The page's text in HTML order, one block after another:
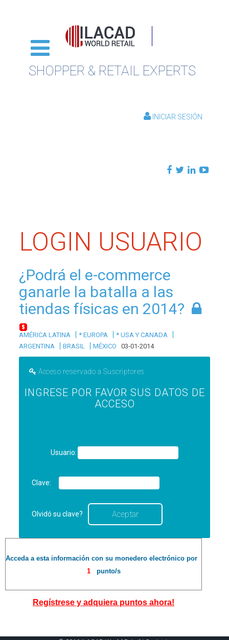
SHOPPER & RETAIL EXPERTS
INICIAR SESIÓN
LOGIN USUARIO
¿Podrá el e-commerce
ganarle la batalla a las
tiendas físicas en 2014?
AMÉRICA LATINA |* EUROPA |* USA Y CANADA |
ARGENTINA |BRASIL |MÉXICO 03-01-2014
Acceso reservado a Suscriptores
INGRESE POR FAVOR SUS DATOS DE
ACCESO
Usuario:
Clave:
Olvidó su clave?
Acceda a esta información con su monedero electrónico por
1
punto/s
Regístrese y adquiera puntos ahora!